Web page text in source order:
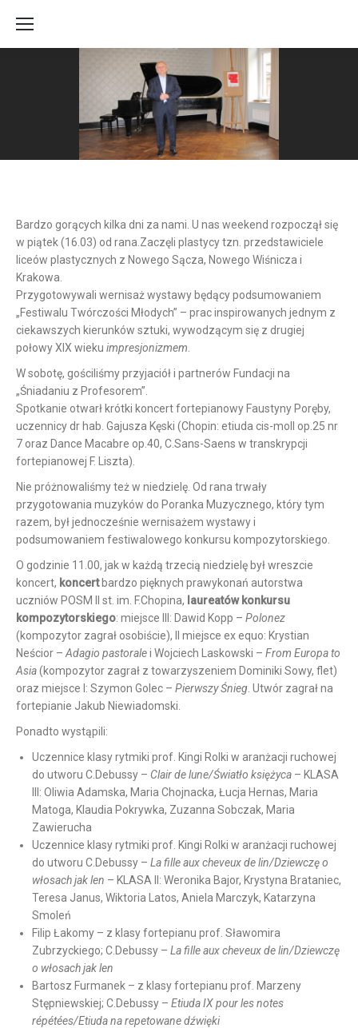
Bardzo gorących kilka dni za nami. U nas weekend rozpoczął się
w piątek (16.03) od rana. Zaczęli plastycy tzn. przedstawiciele
liceów plastycznych z Nowego Sącza, Nowego Wiśnicza i
Krakowa.
Przygotowywali wernisaż wystawy będący podsumowaniem
„Festiwalu Twórczości Młodych” – prac inspirowanych jednym z
ciekawszych kierunków sztuki, wywodzącym się z drugiej
połowy XIX wieku impresjonizmem
W sobotę, gościliśmy przyjaciół i partnerów Fundacji na
„Śniadaniu z Profesorem”.
Spotkanie otwarł krótki koncert fortepianowy Faustyny Poręby,
uczennicy dr hab. Gajusza Kęski (Chopin: etiuda cis-moll op.25 nr
7 oraz Dance Macabre op.40, C.Sans-Saens w transkrypcji
fortepianowej F. Liszta).
Nie próżnowaliśmy też w niedzielę. Od rana trwały
przygotowania muzyków do Poranka Muzycznego, który tym
razem, był jednocześnie wernisażem wystawy i
podsumowaniem festiwalowego konkursu kompozytorskiego.
O godzinie 11.00, jak w każdą trzecią niedzielę był wreszcie
koncert, koncertbardzo pięknych prawykonań autorstwa
uczniów POSM II st. im. F.Chopina, laureatów konkursu
kompozytorskiego: miejsce III: Dawid Kopp – Polonez
(kompozytor zagrał osobiście), II miejsce ex equo: Krystian
Neścior – Adagio pastoralei Wojciech Laskowski – From Europa to
Asia(kompozytor zagrał z towarzyszeniem Dominiki Sowy, flet)
oraz miejsce I: Szymon Golec – Pierwszy Śnieg . Utwór zagrał na
fortepianie Jakub Niewiadomski.
Ponadto wystąpili:
Uczennice klasy rytmiki prof. Kingi Rolki w aranżacji ruchowej
do utworu C.Debussy – Clair de lune/Światło księżyca – KLASA
III: Oliwia Adamska, Maria Chojnacka, Łucja Hernas, Maria
Matoga, Klaudia Pokrywka, Zuzanna Sobczak, Maria
Zawierucha
Uczennice klasy rytmiki prof. Kingi Rolki w aranżacji ruchowej
do utworu C.Debussy – La fille aux cheveux de lin/Dziewczę o
włosach jak len – KLASA II: Weronika Bajor, Krystyna Brataniec,
Teresa Janus, Wiktoria Latos, Aniela Marczyk, Katarzyna
Smoleń
Filip Łakomy – z klasy fortepianu prof. Sławomira
Zubrzyckiego; C.Debussy – La fille aux cheveux de lin/Dziewczę
o włosach jak len
Bartosz Furmanek – z klasy fortepianu prof. Marzeny
Stępniewskiej; C.Debussy – Etiuda IX pour les notes
répétées/Etiuda na repetowane dźwięki